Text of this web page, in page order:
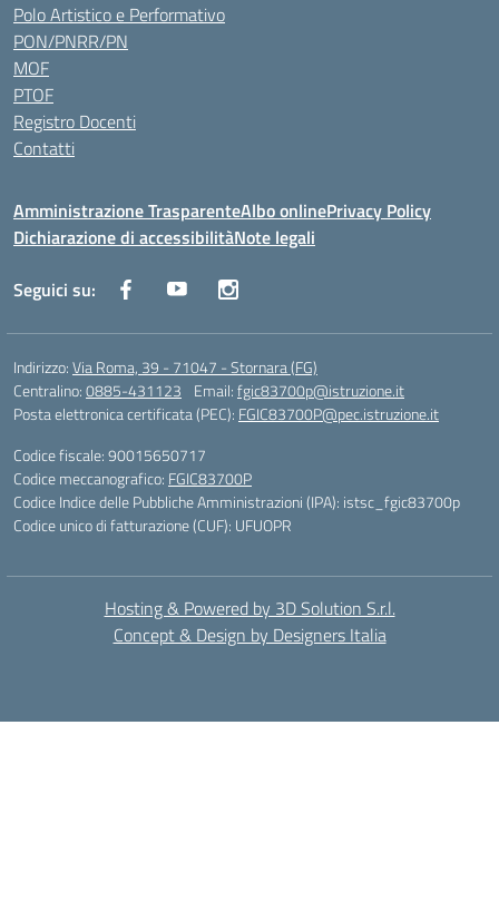
Polo Artistico e Performativo
PON/PNRR/PN
MOF
PTOF
Registro Docenti
Contatti
Amministrazione TrasparenteAlbo onlinePrivacy Policy
Dichiarazione di accessibilitàNote legali
Seguici su:
Indirizzo:Via Roma, 39 - 71047 - Stornara (FG)
Centralino:0885-431123 Email:fgic83700p@istruzione.it
Posta elettronica certificata (PEC): FGIC83700P@pec.istruzione.it
Codice fiscale: 90015650717
Codice meccanografico: FGIC83700P
Codice Indice delle Pubbliche Amministrazioni (IPA): istsc_fgic83700p
Codice unico di fatturazione (CUF): UFUOPR
Hosting & Powered by 3D Solution S.r.l.
Concept & Design by Designers Italia